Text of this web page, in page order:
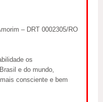
– DRT 0002305/RO
os
e do mundo,
consciente e bem